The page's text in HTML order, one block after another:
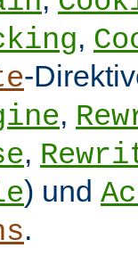
,
-
,
,
) und
.